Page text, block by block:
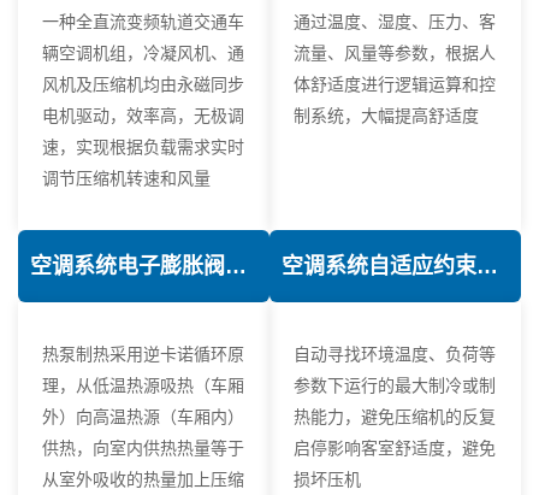
一种全直流变频轨道交通车
辆空调机组，冷凝风机、通
风机及压缩机均由永磁同步
电机驱动，效率高，无极调
速，实现根据负载需求实时
调节压缩机转速和风量
通过温度、湿度、压力、客
流量、风量等参数，根据人
体舒适度进行逻辑运算和控
制系统，大幅提高舒适度
空调系统电子膨胀阀热力学优化技术
热泵制热采用逆卡诺循环原
理，从低温热源吸热（车厢
外）向高温热源（车厢内）
供热，向室内供热热量等于
从室外吸收的热量加上压缩
空调系统自适应约束控制技术
自动寻找环境温度、负荷等
参数下运行的最大制冷或制
热能力，避免压缩机的反复
启停影响客室舒适度，避免
损坏压机